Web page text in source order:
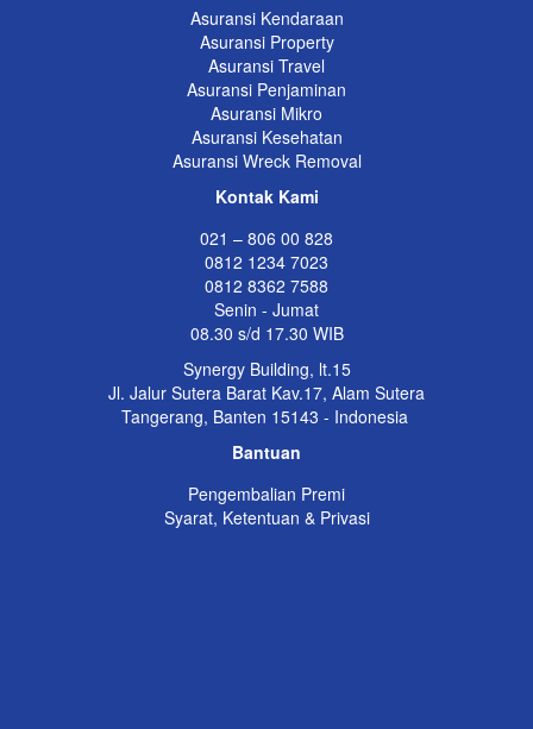
Asuransi Kendaraan
Asuransi Property
Asuransi Travel
Asuransi Penjaminan
Asuransi Mikro
Asuransi Kesehatan
Asuransi Wreck Removal
Kontak Kami
021 – 806 00 828
0812 1234 7023
0812 8362 7588
Senin - Jumat
08.30 s/d 17.30 WIB
Synergy Building, lt.15
Jl. Jalur Sutera Barat Kav.17, Alam Sutera
Tangerang, Banten 15143 - Indonesia
Bantuan
Pengembalian Premi
Syarat, Ketentuan & Privasi